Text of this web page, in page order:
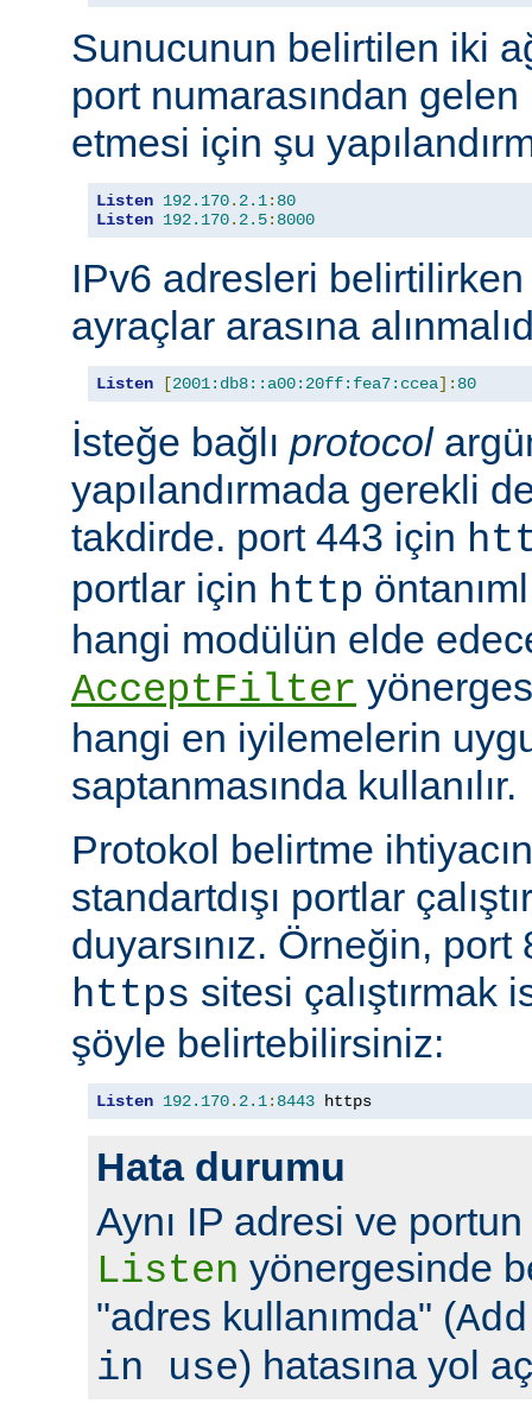
Sunucunun belirtilen iki
port numarasından gelen
etmesi için şu
Listen 192.170. 2.1: 80
Listen 192.170. 2.5: 8000
IPv6 adresleri
ayraçlar arasına
Listen [2001:db8::a00:20ff:fea7:ccea]: 80
İsteğe bağlı protocol
yapılandırmada gerekli
takdirde. port 443 için
portlar için http
hangi modülün elde
AcceptFilter
hangi en iyilemelerin
saptanmasında kullanılır.
Protokol belirtme
standartdışı portlar
duyarsınız. Örneğin,
https sitesi çalıştırmak
şöyle belirtebilirsiniz:
Listen 192.170. 2.1: 8443 https
Hata durumu
Aynı IP adresi ve
Listen yönergesinde
"adres kullanımda" (
in use) hatasına yol